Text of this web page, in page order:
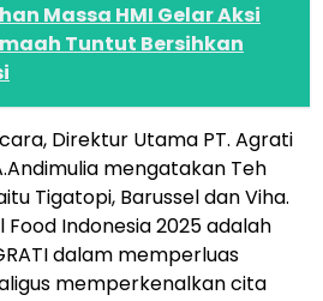
Massa HMI Gelar Aksi
Tuntut Bersihkan
Direktur Utama PT. Agrati
mengatakan Teh
Tigatopi, Barussel dan Viha.
Food Indonesia 2025 adalah
dalam memperluas
memperkenalkan cita